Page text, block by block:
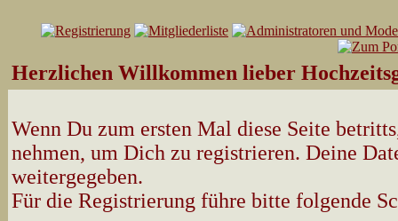
Herzlichen Willkommen lieber
Wenn Du zum ersten Mal diese Seite
nehmen, um Dich zu registrieren. Deine
weitergegeben.
Für die Registrierung führe bitte folgende